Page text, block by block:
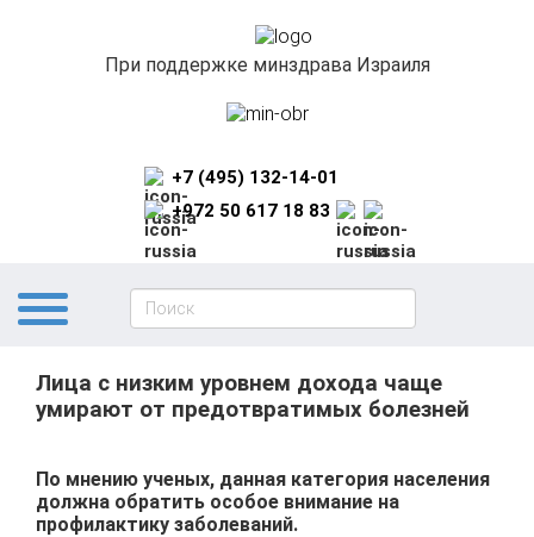
При поддержке минздрава Израиля
+7 (495) 132-14-01
+972 50 617 18 83
Лица с низким уровнем дохода чаще
умирают от предотвратимых болезней
По мнению ученых, данная категория населения
должна обратить особое внимание на
профилактику заболеваний.